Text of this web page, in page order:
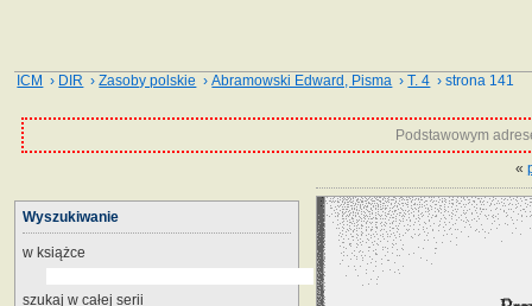
ICM › DIR ›Zasoby polskie ›Abramowski Edward, Pisma ›T. 4 › strona 141
Podstawowym
«
Wyszukiwanie
w książce
szukaj w całej serii